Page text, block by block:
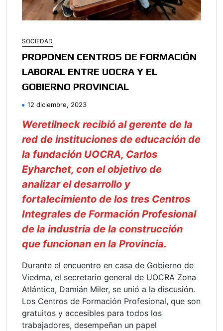
SOCIEDAD
PROPONEN CENTROS DE FORMACIÓN
LABORAL ENTRE UOCRA Y EL
GOBIERNO PROVINCIAL
12 diciembre, 2023
Weretilneck recibió al gerente de la
red de instituciones de educación de
la fundación UOCRA, Carlos
Eyharchet, con el objetivo de
analizar el desarrollo y
fortalecimiento de los tres Centros
Integrales de Formación Profesional
de la industria de la construcción
que funcionan en la Provincia.
Durante el encuentro en casa de Gobierno de
Viedma, el secretario general de UOCRA Zona
Atlántica, Damián Miler, se unió a la discusión.
Los Centros de Formación Profesional, que son
gratuitos y accesibles para todos los
trabajadores, desempeñan un papel